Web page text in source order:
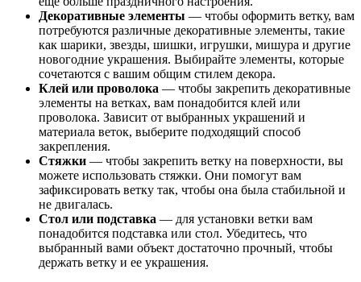
Декоративные элементы — чтобы оформить ветку, вам
потребуются различные декоративные элементы, такие
как шарики, звезды, шишки, игрушки, мишура и другие
новогодние украшения. Выбирайте элементы, которые
сочетаются с вашим общим стилем декора.
Клей или проволока — чтобы закрепить декоративные
элементы на ветках, вам понадобится клей или
проволока. Зависит от выбранных украшений и
материала веток, выберите подходящий способ
закрепления.
Стяжки — чтобы закрепить ветку на поверхности, вы
можете использовать стяжки. Они помогут вам
зафиксировать ветку так, чтобы она была стабильной и
не двигалась.
Стол или подставка — для установки ветки вам
понадобится подставка или стол. Убедитесь, что
выбранный вами объект достаточно прочный, чтобы
держать ветку и ее украшения.